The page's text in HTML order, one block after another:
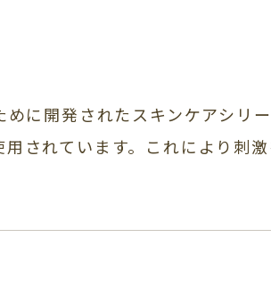
に開発されたスキンケアシリ
されています。これにより刺